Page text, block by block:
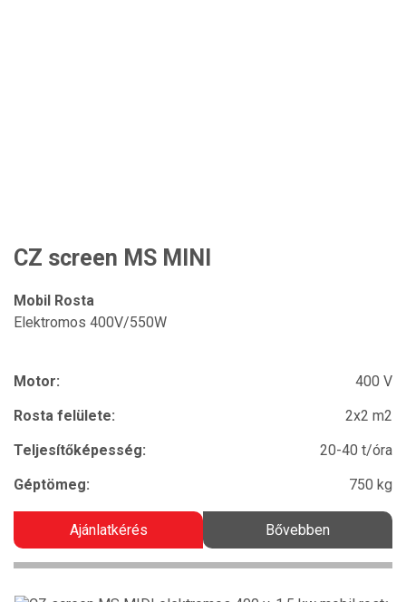
CZ screen MS MINI
Mobil Rosta
Elektromos 400V/550W
Motor:
400 V
Rosta felülete:
2x2 m2
Teljesítőképesség:
20-40 t/óra
Géptömeg:
750 kg
Ajánlatkérés Bővebben